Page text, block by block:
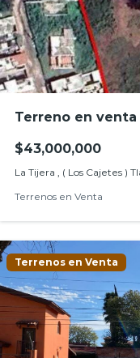
Terreno en venta
$43,000,000
La Tijera , ( Los Cajetes )
Terrenos en Venta
Terrenos en Venta